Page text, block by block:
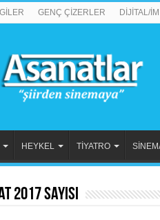
GENÇ ÇİZERLER DİJİTAL/İM
HEYKEL TİYATRO
2017 Sayısı